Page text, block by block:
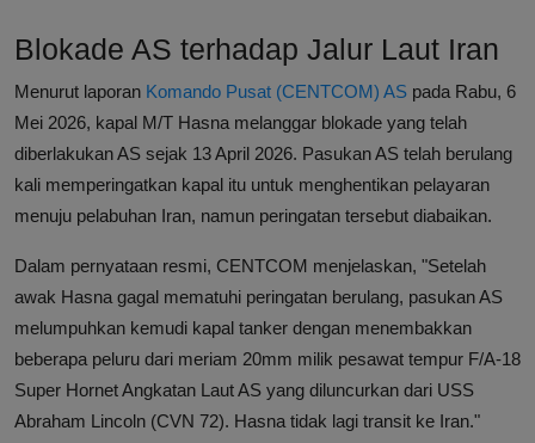
Blokade AS terhadap Jalur Laut Iran
Menurut laporan Komando Pusat (CENTCOM) AS pada Rabu, 6
Mei 2026, kapal M/T Hasna melanggar blokade yang telah
diberlakukan AS sejak 13 April 2026. Pasukan AS telah berulang
kali memperingatkan kapal itu untuk menghentikan pelayaran
menuju pelabuhan Iran, namun peringatan tersebut diabaikan.
Dalam pernyataan resmi, CENTCOM menjelaskan, "Setelah
awak Hasna gagal mematuhi peringatan berulang, pasukan AS
melumpuhkan kemudi kapal tanker dengan menembakkan
beberapa peluru dari meriam 20mm milik pesawat tempur F/A-18
Super Hornet Angkatan Laut AS yang diluncurkan dari USS
Abraham Lincoln (CVN 72). Hasna tidak lagi transit ke Iran."